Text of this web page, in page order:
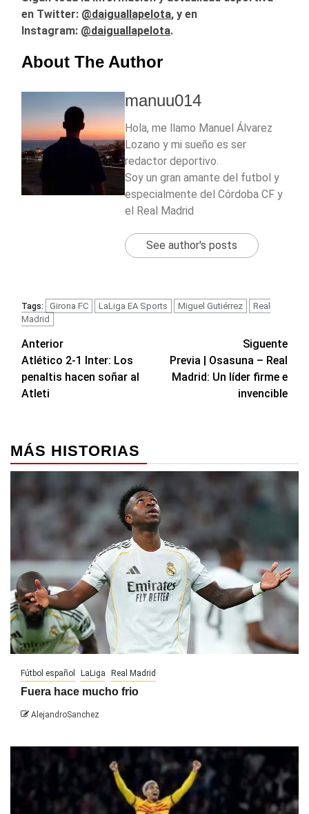
en Twitter: @daiguallapelota, y en
Instagram: @daiguallapelota.
About The Author
manuu014
Hola, me llamo Manuel Álvarez
Lozano y mi sueño es ser
redactor deportivo.
Soy un gran amante del futbol y
especialmente del Córdoba CF y
el Real Madrid
See author's posts
Tags: Girona FC LaLiga EA Sports Miguel Gutiérrez
Real
Madrid
Navegación
de
entradas
Anterior
Atlético 2-1 Inter: Los
penaltis hacen soñar al
Atleti
Siguente
Previa | Osasuna – Real
Madrid: Un líder firme e
invencible
MÁS HISTORIAS
Fútbol español LaLiga Real Madrid
Fuera hace mucho frio
AlejandroSanchez